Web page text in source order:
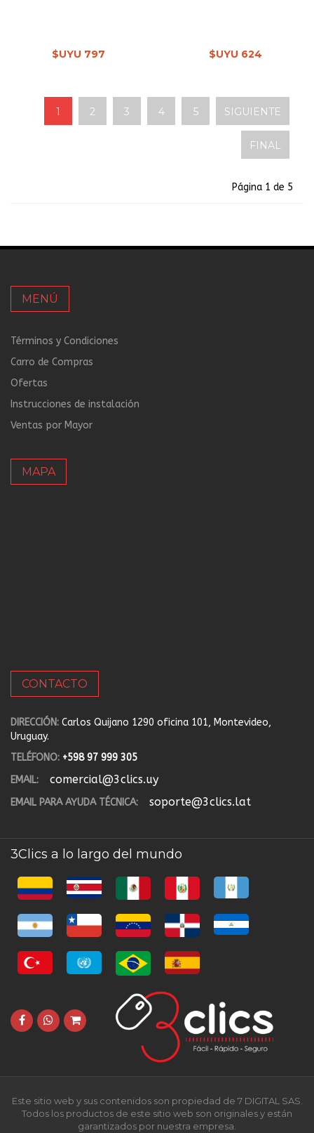
$UYU 797 $UYU 624
1 2 3 4 5 SIGUIENTE
FINAL
Página 1 de 5
MENÚ
Términos y Condiciones
Carro de Compras
Ofertas
Instrucciones de instalación
Ventas por Mayor
MAPA
CONTACTO
DIRECCIÓN: Carlos Quijano 1290 oficina 101, Montevideo,
Uruguay.
TELÉFONO: +598 97 999 305
EMAIL:
comercial@3clics.uy
EMAIL PARA AYUDA TÉCNICA: soporte@3clics.lat
3Clics a lo largo del mundo
Este sitio web y sus contenidos son propiedad de 7 DIGITAL SAS.
Todos los productos de este sitio web son originales y están
garantizados por nuestra empresa.